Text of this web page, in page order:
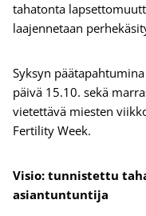
tahatonta
laajennetaan
Syksyn
päivä 15.10. sekä
vietettävä miesten
Fertility Week.
Visio: tunnistettu
asiantuntuntija